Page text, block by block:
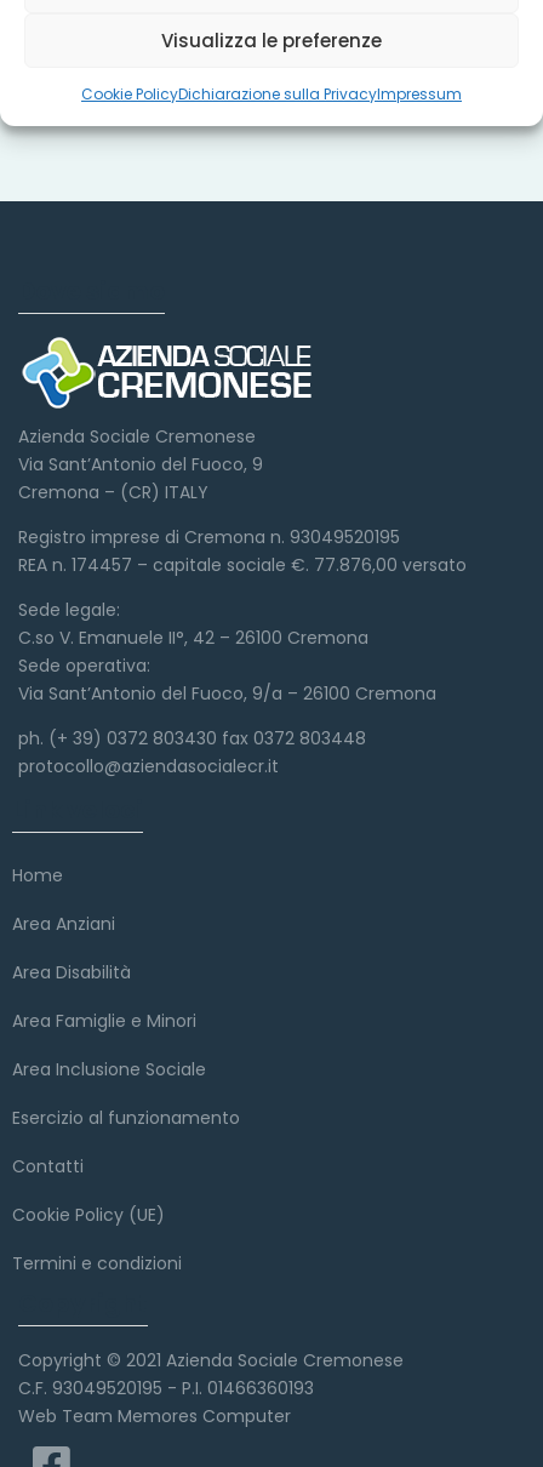
Visualizza le preferenze
Cookie PolicyDichiarazione sulla PrivacyImpressum
Azienda Sociale Cremonese
Via Sant’Antonio del Fuoco, 9
Cremona – (CR) ITALY
Registro imprese di Cremona n. 93049520195
REA n. 174457 – capitale sociale €. 77.876,00 versato
Sede legale:
C.so V. Emanuele II°, 42 – 26100 Cremona
Sede operativa:
Via Sant’Antonio del Fuoco, 9/a – 26100 Cremona
ph. (+ 39) 0372 803430 fax 0372 803448
protocollo@aziendasocialecr.it
Home
Area Anziani
Area Disabilità
Area Famiglie e Minori
Area Inclusione Sociale
Esercizio al funzionamento
Contatti
Cookie Policy (UE)
Termini e condizioni
Copyright © 2021 Azienda Sociale Cremonese
C.F. 93049520195 - P.I. 01466360193
Web Team Memores Computer